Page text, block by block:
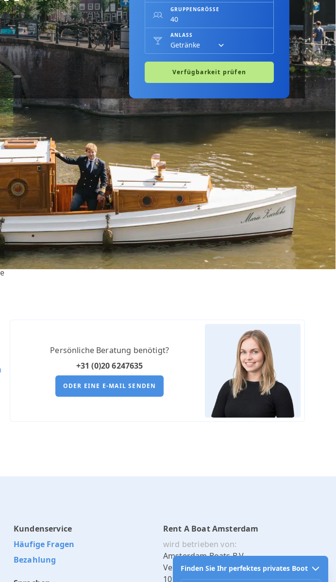
GRUPPENGRÖSSE
ANLASS
Verfügbarkeit prüfen
Persönliche Beratung benötigt?
+31 (0)20 6247635
ODER EINE E-MAIL SENDEN
Finden Sie Ihr perfektes privates Boot
Kundenservice
Häufige Fragen
Bezahlung
Rent A Boat Amsterdam
wird betrieben von:
Amsterdam Boats B.V.
Veemarkt 185
1019 CH, Amsterdam